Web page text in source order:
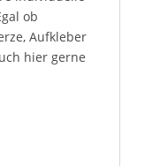
ob
Aufkleber
hier gerne